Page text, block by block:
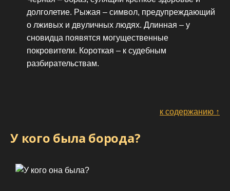
долголетие. Рыжая – символ, предупреждающий
о лживых и двуличных людях. Длинная – у
сновидца появятся могущественные
покровители. Короткая – к судебным
разбирательствам.
к содержанию ↑
У кого была борода?